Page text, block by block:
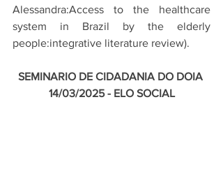
Alessandra:Access to the healthcare
system in Brazil by the elderly
people:integrative literature review).
SEMINARIO DE CIDADANIA DO DOIA
14/03/2025 - ELO SOCIAL